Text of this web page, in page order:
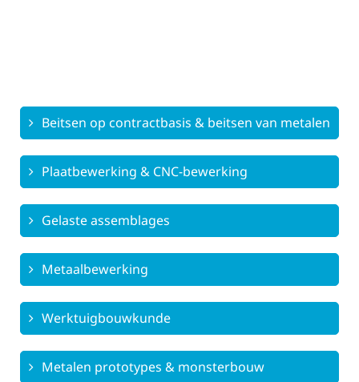
Beitsen op contractbasis & beitsen van metalen
Plaatbewerking & CNC-bewerking
Gelaste assemblages
Metaalbewerking
Werktuigbouwkunde
Metalen prototypes & monsterbouw